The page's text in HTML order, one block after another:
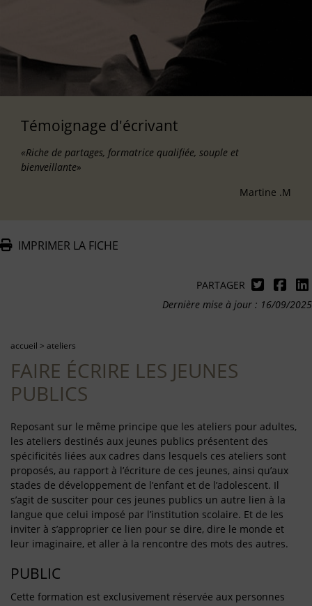
Témoignage d'écrivant
«Riche de partages, formatrice qualifiée, souple et
bienveillante»
Martine .M
IMPRIMER LA FICHE
PARTAGER
Dernière mise à jour : 16/09/2025
accueil > ateliers
FAIRE ÉCRIRE LES JEUNES
PUBLICS
Reposant sur le même principe que les ateliers pour adultes,
les ateliers destinés aux jeunes publics présentent des
spécificités liées aux cadres dans lesquels ces ateliers sont
proposés, au rapport à l’écriture de ces jeunes, ainsi qu’aux
stades de développement de l’enfant et de l’adolescent. Il
s’agit de susciter pour ces jeunes publics un autre lien à la
langue que celui imposé par l’institution scolaire. Et de les
inviter à s’approprier ce lien pour se dire, dire le monde et
leur imaginaire, et aller à la rencontre des mots des autres.
PUBLIC
Cette formation est exclusivement réservée aux personnes